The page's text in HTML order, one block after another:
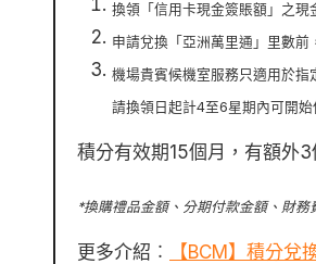
換領「信用卡現金簽賬額」之現
申請兌換「亞洲萬里通」里數
機場貴賓候機室服務只適用於
請換領日起計4至6星期內可開始
積分有效期15個月，有額外3
*換購禮品金額、分期付款金額、財
更多介紹︰ 【BCM】積分